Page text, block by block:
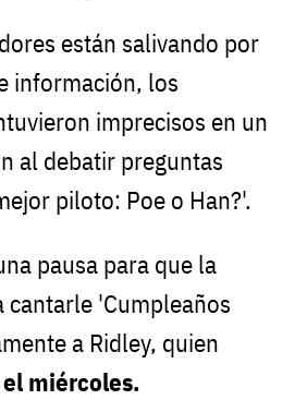
están salivando por
información, los
imprecisos en un
al debatir preguntas
piloto: Poe o Han?'.
pausa para que la
cantarle 'Cumpleaños
a Ridley, quien
miércoles.